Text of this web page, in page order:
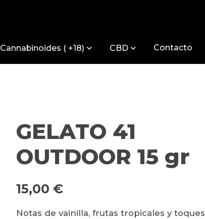
Cannabinoides ( +18) CBD Contacto
GELATO 41
OUTDOOR 15 gr
15,00 €
Notas de vainilla, frutas tropicales y toques